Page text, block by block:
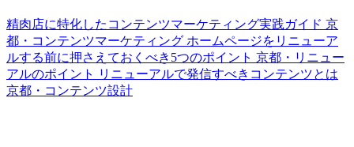
精肉店に特化したコンテンツマーケティング実践ガイド 京
都・コンテンツマーケティング ホームページをリニューア
ルする前に押さえておくべき5つのポイント 京都・リニュー
アルのポイント
リニューアルで発信すべきコンテンツとは
京都・コンテンツ設計